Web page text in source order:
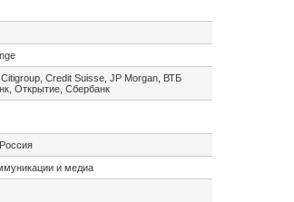
Credit Suisse, JP Morgan, ВТБ
Открытие, Сбербанк
и медиа